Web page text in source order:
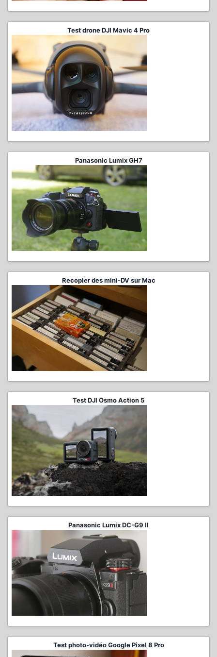
Test drone DJI Mavic 4 Pro
Panasonic Lumix GH7
Recopier des mini-DV sur Mac
Test DJI Osmo Action 5
Panasonic Lumix DC-G9 II
Test photo-vidéo Google Pixel 8 Pro